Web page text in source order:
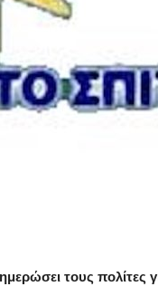
τους πολίτες